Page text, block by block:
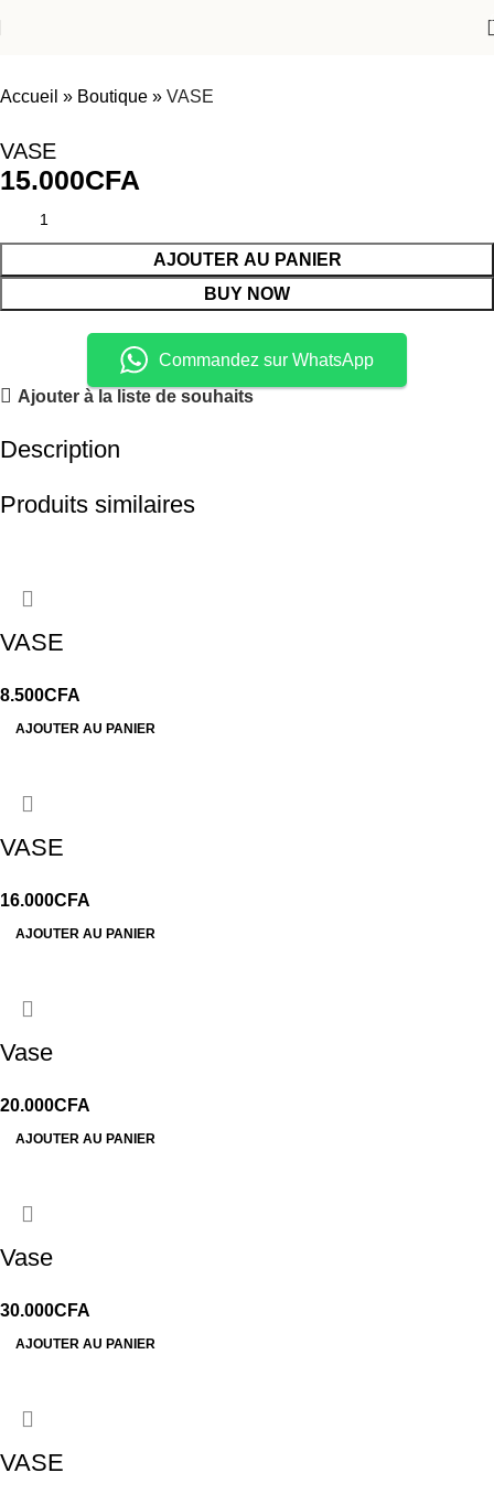
Accueil » Boutique » VASE
VASE
15.000CFA
AJOUTER AU PANIER
BUY NOW
Commandez sur WhatsApp
Ajouter à la liste de souhaits
Description
Produits similaires
VASE
8.500CFA
AJOUTER AU PANIER
VASE
16.000CFA
AJOUTER AU PANIER
Vase
20.000CFA
AJOUTER AU PANIER
Vase
30.000CFA
AJOUTER AU PANIER
VASE